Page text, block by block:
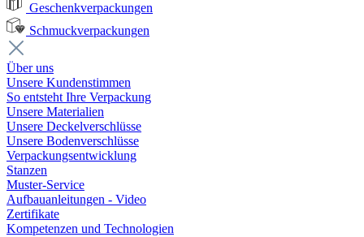
Geschenkverpackungen
Schmuckverpackungen
Über uns
Unsere Kundenstimmen
So entsteht Ihre Verpackung
Unsere Materialien
Unsere Deckelverschlüsse
Unsere Bodenverschlüsse
Verpackungsentwicklung
Stanzen
Muster-Service
Aufbauanleitungen - Video
Zertifikate
Kompetenzen und Technologien